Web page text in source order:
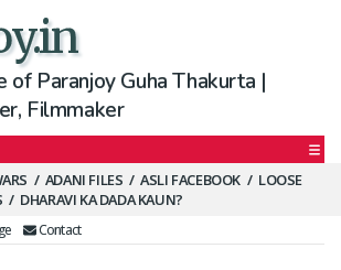
Paranjoy Guha Thakurta |
Filmmaker
ADANI FILES ASLI FACEBOOK
LOOSE
DHARAVI KA DADA KAUN?
Contact